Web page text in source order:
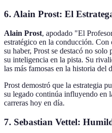
6. Alain Prost: El
Alain Prost, apodado "El
estratégico en la conducción. Con
su haber, Prost se destacó no
su inteligencia en la pista. Su
las más famosas en la historia del
Prost demostró que la estrategia
su legado continúa influyendo en
carreras hoy en día.
7. Sebastian Vettel: